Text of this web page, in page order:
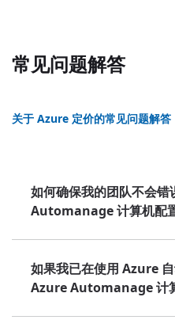
常见问题解答
关于 Azure 定价的常见问题解答
如何确保我的团队不会
Automanage 计算机配
如果我已在使用 Azure
Azure Automanage 计